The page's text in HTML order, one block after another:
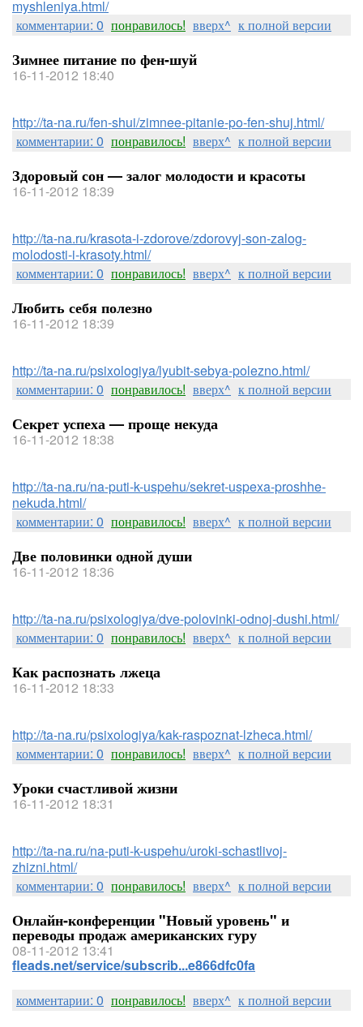
myshleniya.html/
комментарии: 0 понравилось! вверх^ к полной версии
Зимнее питание по фен-шуй
16-11-2012 18:40
http://ta-na.ru/fen-shui/zimnee-pitanie-po-fen-shuj.html/
комментарии: 0 понравилось! вверх^ к полной версии
Здоровый сон — залог молодости и красоты
16-11-2012 18:39
http://ta-na.ru/krasota-i-zdorove/zdorovyj-son-zalog-
molodosti-i-krasoty.html/
комментарии: 0 понравилось! вверх^ к полной версии
Любить себя полезно
16-11-2012 18:39
http://ta-na.ru/psixologiya/lyubit-sebya-polezno.html/
комментарии: 0 понравилось! вверх^ к полной версии
Секрет успеха — проще некуда
16-11-2012 18:38
http://ta-na.ru/na-puti-k-uspehu/sekret-uspexa-proshhe-
nekuda.html/
комментарии: 0 понравилось! вверх^ к полной версии
Две половинки одной души
16-11-2012 18:36
http://ta-na.ru/psixologiya/dve-polovinki-odnoj-dushi.html/
комментарии: 0 понравилось! вверх^ к полной версии
Как распознать лжеца
16-11-2012 18:33
http://ta-na.ru/psixologiya/kak-raspoznat-lzheca.html/
комментарии: 0 понравилось! вверх^ к полной версии
Уроки счастливой жизни
16-11-2012 18:31
http://ta-na.ru/na-puti-k-uspehu/uroki-schastlivoj-
zhizni.html/
комментарии: 0 понравилось! вверх^ к полной версии
Онлайн-конференции "Новый уровень" и
переводы продаж американских гуру
08-11-2012 13:41
fleads.net/service/subscrib...e866dfc0fa
комментарии: 0 понравилось! вверх^ к полной версии